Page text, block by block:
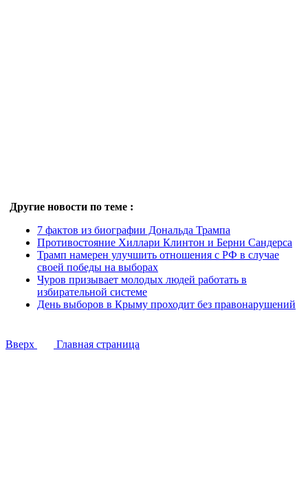
Другие новости по теме :
7 фактов из биографии Дональда Трампа
Противостояние Хиллари Клинтон и Берни Сандерса
Трамп намерен улучшить отношения с РФ в случае
своей победы на выборах
Чуров призывает молодых людей работать в
избирательной системе
День выборов в Крыму проходит без правонарушений
Вверх Главная страница